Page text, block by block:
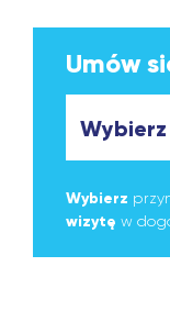
Umów
Wybierz
wizytę w